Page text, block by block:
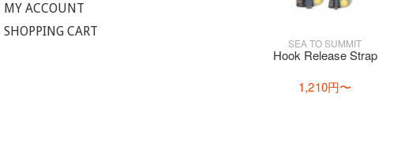
MY ACCOUNT
SHOPPING CART
SEA TO SUMMIT
Hook Release Strap
1,210円〜